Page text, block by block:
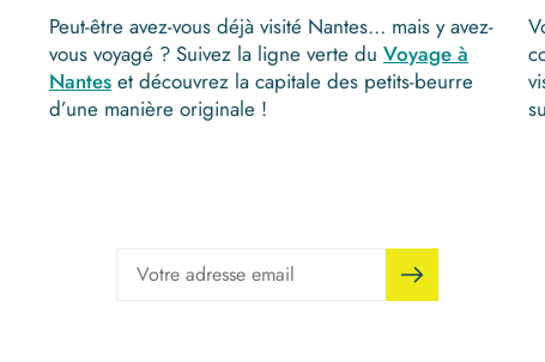
Peut-être avez-vous déjà visité Nantes… mais y avez-
vous voyagé ? Suivez la ligne verte du Voyage à
Nantes et découvrez la capitale des petits-beurre
d’une manière originale !